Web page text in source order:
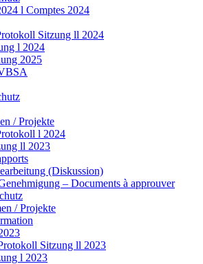
l Comptes 2024
Sitzung ll 2024
l 2024
2025
/ Projekte
l 2024
ll 2023
(Diskussion)
– Documents à approuver
/ Projekte
Sitzung ll 2023
l 2023